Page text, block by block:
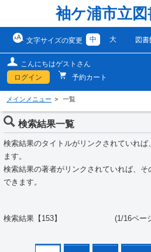
袖ケ浦市立図
文字サイズの変更 中 大 図
こんにちはゲストさん
ログイン
予約カート
メインメニュー 一覧
検索結果一覧
検索結果のタイトルがリンクされていれば
ます。
検索結果の著者がリンクされていれば、
できます。
検索結果【153】 (1/16ペー